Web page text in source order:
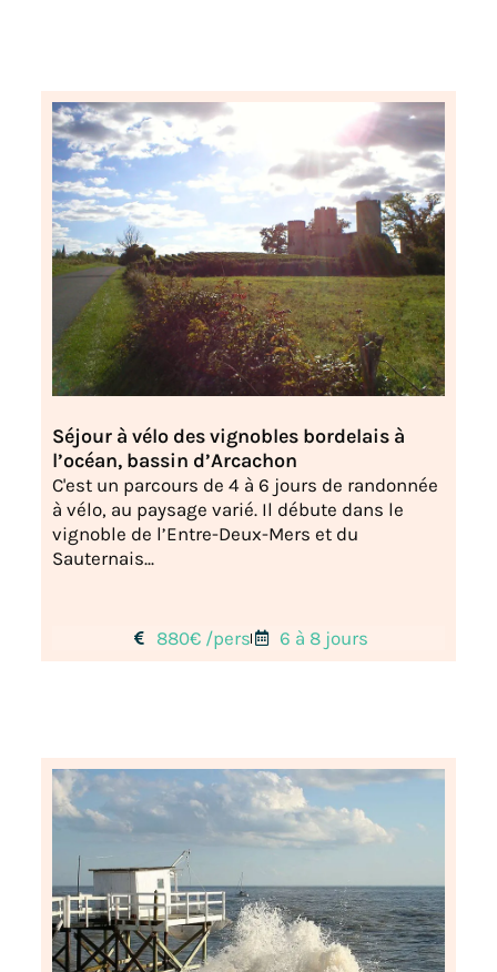
Séjour à vélo des vignobles bordelais à
l’océan, bassin d’Arcachon
C'est un parcours de 4 à 6 jours de randonnée
à vélo, au paysage varié. Il débute dans le
vignoble de l’Entre-Deux-Mers et du
Sauternais...
880€ /pers 6 à 8 jours